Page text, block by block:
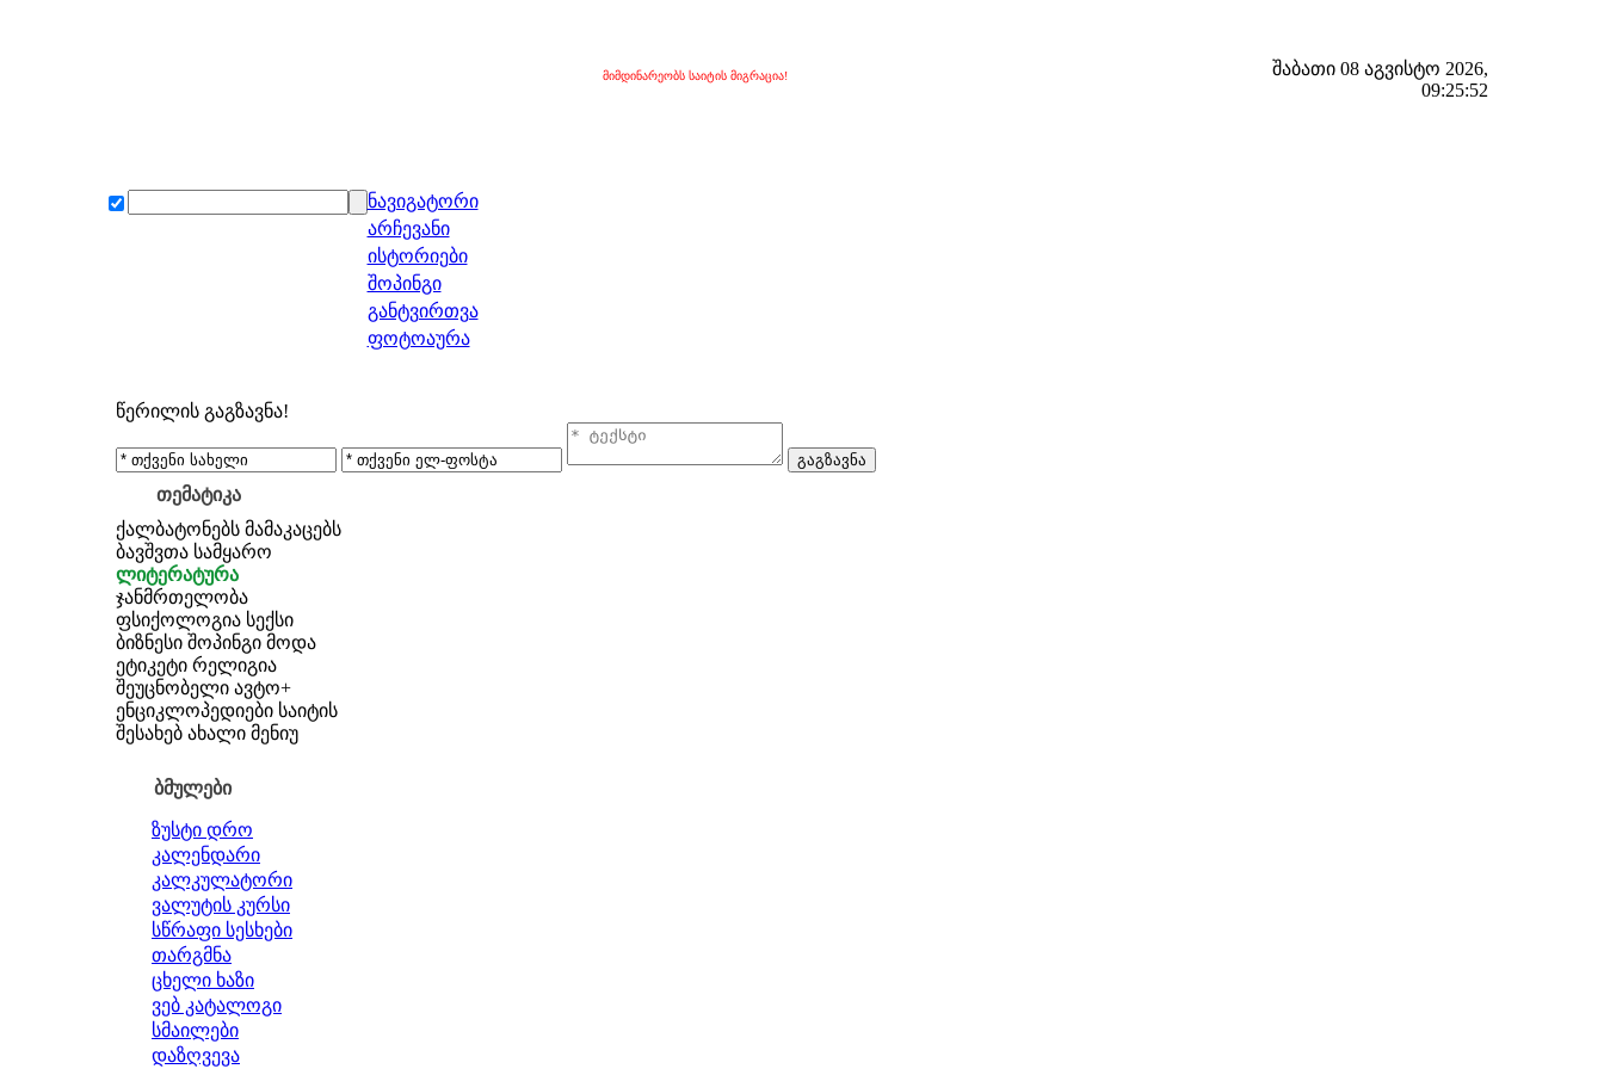
მიმდინარეობს საიტის მიგრაცია!
შაბათი 08 აგვისტო 2026,
09:25:53
ნავიგატორი
არჩევანი
ისტორიები
შოპინგი
განტვირთვა
ფოტოაურა
წერილის გაგზავნა!
თემატიკა
ქალბატონებს მამაკაცებს
ბავშვთა სამყარო
ლიტერატურა
ჯანმრთელობა
ფსიქოლოგია სექსი
ბიზნესი შოპინგი მოდა
ეტიკეტი რელიგია
შეუცნობელი ავტო+
ენციკლოპედიები საიტის
შესახებ ახალი მენიუ
ბმულები
ზუსტი დრო
კალენდარი
კალკულატორი
ვალუტის კურსი
სწრაფი სესხები
თარგმნა
ცხელი ხაზი
ვებ კატალოგი
სმაილები
დაზღვევა